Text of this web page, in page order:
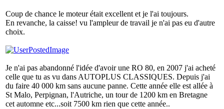
Coup de chance le moteur était excellent et je l'ai toujours.
En revanche, la caisse! vu l'ampleur de travail je n'ai pas eu d'autre
choix.
Je n'ai pas abandonné l'idée d'avoir une RO 80, en 2007 j'ai acheté
celle que tu as vu dans AUTOPLUS CLASSIQUES. Depuis j'ai
du faire 40 000 km sans aucune panne. Cette année elle est allée à
St Malo, Perpignan, l'Autriche, un tour de 1200 km en Bretagne
cet automne etc...soit 7500 km rien que cette année..